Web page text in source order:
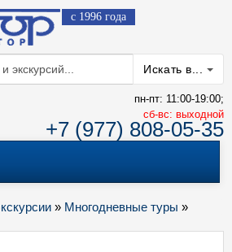
с 1996 года
Искать в...
пн-пт: 11:00-19:00;
cб-вс: выходной
+7 (977) 808-05-35
» Многодневные туры »